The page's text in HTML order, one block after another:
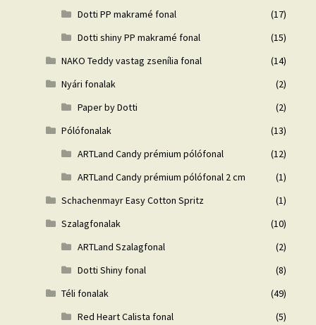
Dotti PP makramé fonal
(17)
Dotti shiny PP makramé fonal
(15)
NAKO Teddy vastag zsenília fonal
(14)
Nyári fonalak
(2)
Paper by Dotti
(2)
Pólófonalak
(13)
ARTLand Candy prémium pólófonal
(12)
ARTLand Candy prémium pólófonal 2 cm
(1)
Schachenmayr Easy Cotton Spritz
(1)
Szalagfonalak
(10)
ARTLand Szalagfonal
(2)
Dotti Shiny fonal
(8)
Téli fonalak
(49)
Red Heart Calista fonal
(5)